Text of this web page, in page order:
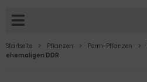
Startseite Pflanzen Perm-Pflanzen
ehemaligen DDR